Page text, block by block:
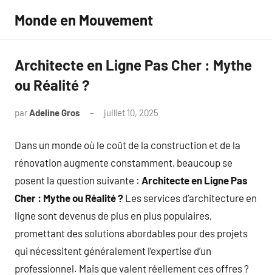
contenu
Monde en Mouvement
Architecte en Ligne Pas Cher : Mythe
ou Réalité ?
parAdeline Gros juillet 10, 2025
Dans un monde où le coût de la construction et de la
rénovation augmente constamment, beaucoup se
posent la question suivante : Architecte en Ligne Pas
Cher : Mythe ou Réalité ? Les services d’architecture en
ligne sont devenus de plus en plus populaires,
promettant des solutions abordables pour des projets
qui nécessitent généralement l’expertise d’un
professionnel. Mais que valent réellement ces offres ?